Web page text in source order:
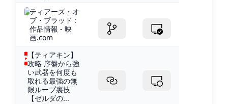
ティアーズ・オ
ブ・ブラッド :
作品情報 - 映
画.com
【ティアキン】
攻略 序盤から強
い武器を何度も
取れる最強の無
限ループ裏技
【ゼルダの...